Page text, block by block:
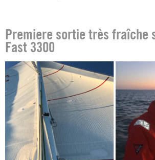
Premiere sortie très fraîche
Fast 3300